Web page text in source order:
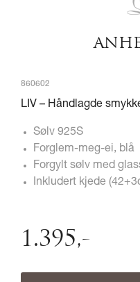
860602
LIV – Håndlagde
Sølv 925S
Forglem-meg-ei, blå
Forgylt sølv med
Inkludert kjede
1.395,-